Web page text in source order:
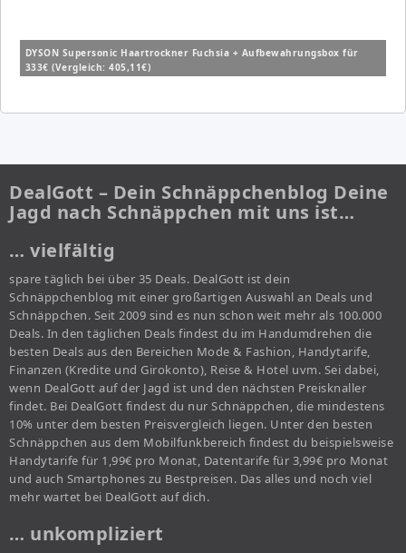
DYSON Supersonic Haartrockner Fuchsia + Aufbewahrungsbox für
333€ (Vergleich: 405,11€)
DealGott – Dein Schnäppchenblog Deine
Jagd nach Schnäppchen mit uns ist…
… vielfältig
spare täglich bei über 35 Deals. DealGott ist dein
Schnäppchenblog mit einer großartigen Auswahl an Deals und
Schnäppchen. Seit 2009 sind es nun schon weit mehr als 100.000
Deals. In den täglichen Deals findest du im Handumdrehen die
besten Deals aus den Bereichen Mode & Fashion, Handytarife,
Finanzen (Kredite und Girokonto), Reise & Hotel uvm. Sei dabei,
wenn DealGott auf der Jagd ist und den nächsten Preisknaller
findet. Bei DealGott findest du nur Schnäppchen, die mindestens
10% unter dem besten Preisvergleich liegen. Unter den besten
Schnäppchen aus dem Mobilfunkbereich findest du beispielsweise
Handytarife für 1,99€ pro Monat, Datentarife für 3,99€ pro Monat
und auch Smartphones zu Bestpreisen. Das alles und noch viel
mehr wartet bei DealGott auf dich.
… unkompliziert